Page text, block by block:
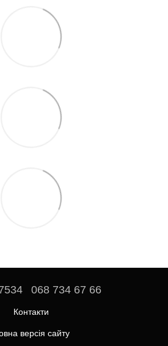
068 734 67 66
Контакти
версія сайту